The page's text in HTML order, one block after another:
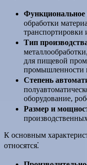
Функциональное
обработки
транспортировки
Тип
для пищевой
промышленности
Степень
оборудование,
Размер и
К основным
относятся⁚